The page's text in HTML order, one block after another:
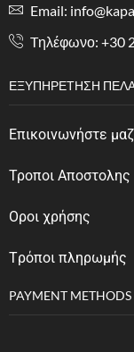
Email:
Tηλέφωνο: +30
ΕΞΥΠΗΡΈΤΗΣΗ
Επικοινωνήστε
Τροποι Αποστολης
Οροι χρήσης
Tρόποι πληρωμής
PAYMENT METHODS